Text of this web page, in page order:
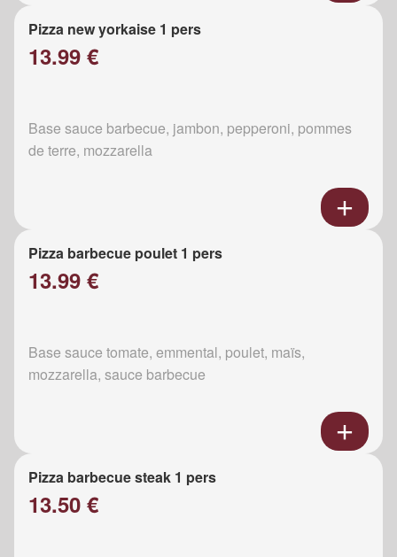
Pizza new yorkaise 1 pers
13.99 €
Base sauce barbecue, jambon, pepperoni, pommes
de terre, mozzarella
Pizza barbecue poulet 1 pers
13.99 €
Base sauce tomate, emmental, poulet, maïs,
mozzarella, sauce barbecue
Pizza barbecue steak 1 pers
13.50 €